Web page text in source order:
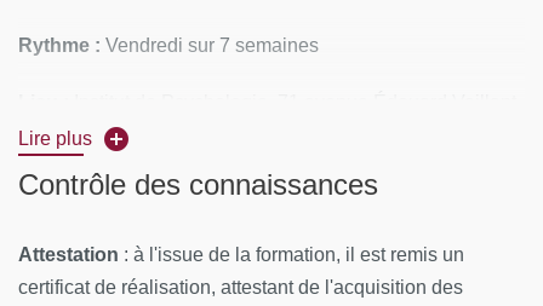
Rythme : Vendredi sur 7 semaines
92100 Boulogne Billancourt
MOYENS PÉDAGOGIQUES ET TECHNIQUES
Équipe pédagogique
Lire plus
Contrôle des connaissances
Attestation : à l'issue de la formation, il est remis un
certificat de réalisation, attestant de l'acquisition des